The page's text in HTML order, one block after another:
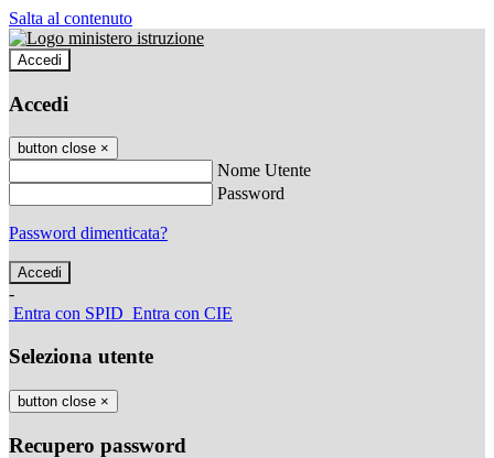
Salta al contenuto
Accedi
Accedi
button close ×
Nome Utente
Password
Password dimenticata?
-
Entra con SPID Entra con CIE
Seleziona utente
button close ×
Recupero password